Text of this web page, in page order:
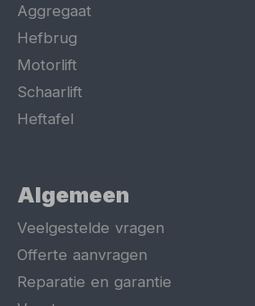
Aggregaat
Hefbrug
Motorlift
Schaarlift
Heftafel
Algemeen
Veelgestelde vragen
Offerte aanvragen
Reparatie en garantie